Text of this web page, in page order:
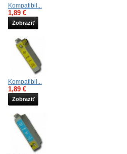
Kompatibil...
1,89 €
Zobraziť
Kompatibil...
1,89 €
Zobraziť